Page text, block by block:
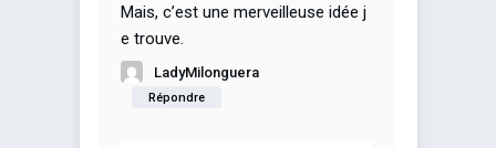
Mais, c’est une merveilleuse idée j
e trouve.
LadyMilonguera
Répondre